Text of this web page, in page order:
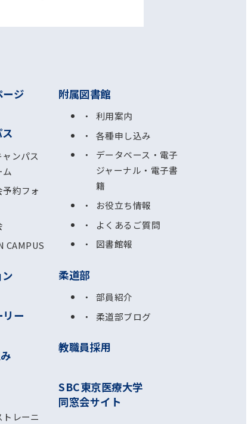
ージ
ンパス
ム
約フォ
CAMPUS
ー
レーニ
附属図書館
利用案内
各種申し込み
データベース・電子
ジャーナル・電子書
籍
お役立ち情報
よくあるご質問
図書館報
柔道部
部員紹介
柔道部ブログ
教職員採用
SBC東京医療大学
同窓会サイト